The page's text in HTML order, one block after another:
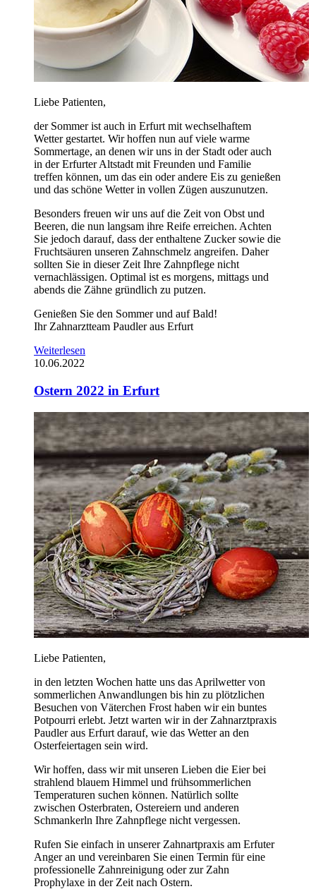
Liebe Patienten,
der Sommer ist auch in Erfurt mit wechselhaftem
Wetter gestartet. Wir hoffen nun auf viele warme
Sommertage, an denen wir uns in der Stadt oder auch
in der Erfurter Altstadt mit Freunden und Familie
treffen können, um das ein oder andere Eis zu genießen
und das schöne Wetter in vollen Zügen auszunutzen.
Besonders freuen wir uns auf die Zeit von Obst und
Beeren, die nun langsam ihre Reife erreichen. Achten
Sie jedoch darauf, dass der enthaltene Zucker sowie die
Fruchtsäuren unseren Zahnschmelz angreifen. Daher
sollten Sie in dieser Zeit Ihre Zahnpflege nicht
vernachlässigen. Optimal ist es morgens, mittags und
abends die Zähne gründlich zu putzen.
Genießen Sie den Sommer und auf Bald!
Ihr Zahnarztteam Paudler aus Erfurt
Weiterlesen
10.06.2022
Ostern 2022 in Erfurt
Liebe Patienten,
in den letzten Wochen hatte uns das Aprilwetter von
sommerlichen Anwandlungen bis hin zu plötzlichen
Besuchen von Väterchen Frost haben wir ein buntes
Potpourri erlebt. Jetzt warten wir in der Zahnarztpraxis
Paudler aus Erfurt darauf, wie das Wetter an den
Osterfeiertagen sein wird.
Wir hoffen, dass wir mit unseren Lieben die Eier bei
strahlend blauem Himmel und frühsommerlichen
Temperaturen suchen können. Natürlich sollte
zwischen Osterbraten, Ostereiern und anderen
Schmankerln Ihre Zahnpflege nicht vergessen.
Rufen Sie einfach in unserer Zahnartpraxis am Erfuter
Anger an und vereinbaren Sie einen Termin für eine
professionelle Zahnreinigung oder zur Zahn
Prophylaxe in der Zeit nach Ostern.